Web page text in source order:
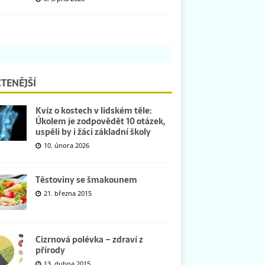
Kvíz o kostech v lidském těle:
Úkolem je zodpovědět 10 otázek,
uspěli by i žáci základní školy
10. února 2026
Těstoviny se šmakounem
21. března 2015
Cizrnová polévka – zdraví z
přírody